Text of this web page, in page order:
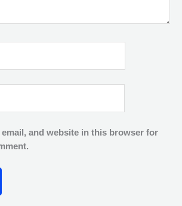
email, and website in this browser for